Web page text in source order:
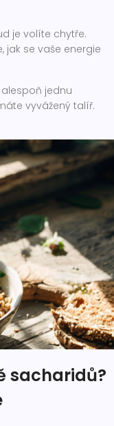
je volíte chytře.
jak se vaše energie
jednu
vyvážený talíř.
sacharidů?